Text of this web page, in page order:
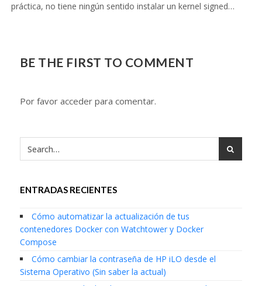
práctica, no tiene ningún sentido instalar un kernel signed…
BE THE FIRST TO COMMENT
Por favor acceder para comentar.
ENTRADAS RECIENTES
Cómo automatizar la actualización de tus
contenedores Docker con Watchtower y Docker
Compose
Cómo cambiar la contraseña de HP iLO desde el
Sistema Operativo (Sin saber la actual)